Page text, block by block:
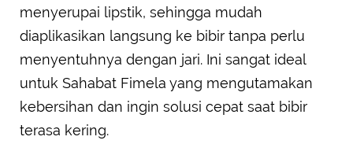
menyerupai lipstik, sehingga mudah
diaplikasikan langsung ke bibir tanpa perlu
menyentuhnya dengan jari. Ini sangat ideal
untuk Sahabat Fimela yang mengutamakan
kebersihan dan ingin solusi cepat saat bibir
terasa kering.